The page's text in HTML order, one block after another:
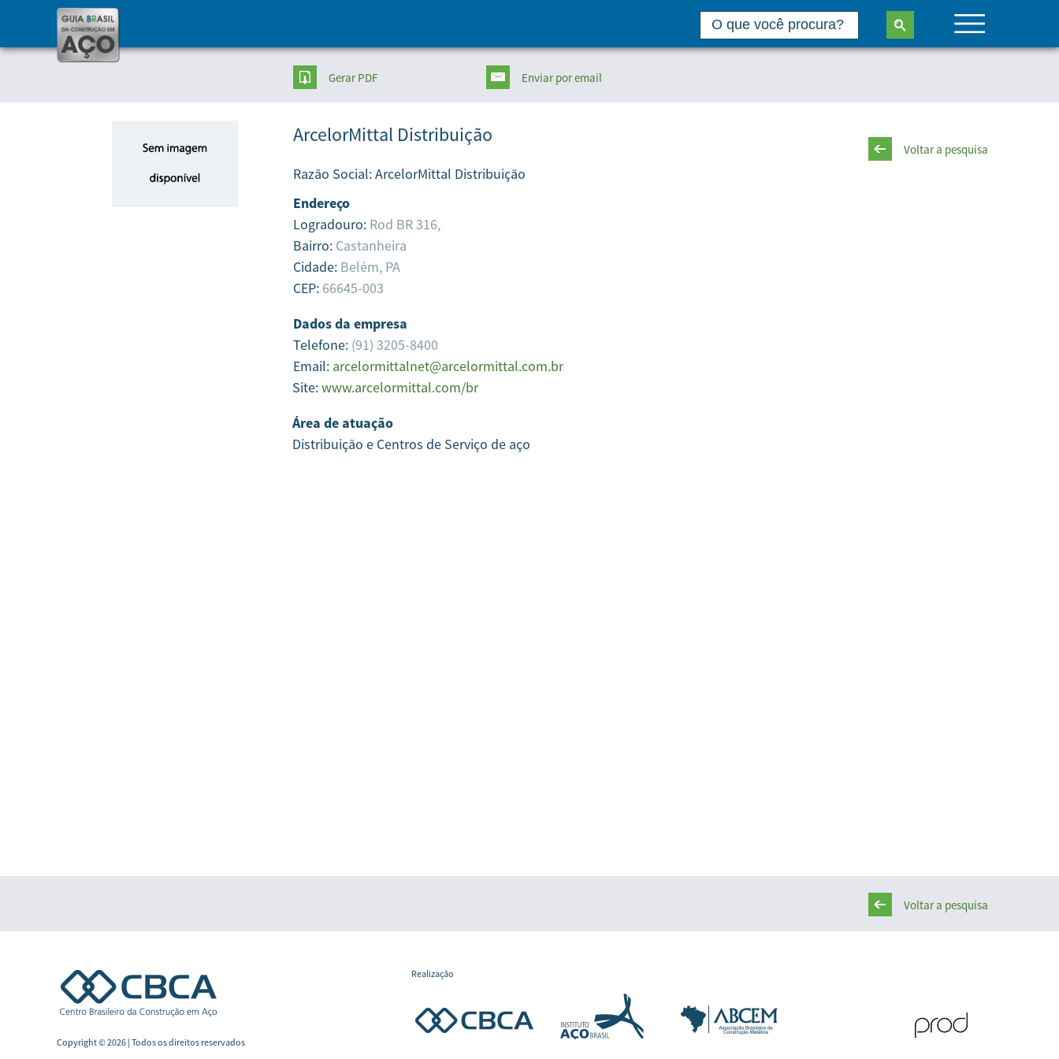
Gerar PDF Enviarpor email
Voltar a pesquisa
ArcelorMittal Distribuição
Razão Social:ArcelorMittal Distribuição
Endereço
Logradouro: Rod BR 316,
Bairro: Castanheira
Cidade: Belém, PA
CEP: 66645-003
Dados da empresa
Telefone: (91) 3205-8400
Email: arcelormittalnet@arcelormittal.com.br
Site:www.arcelormittal.com/br
Área de atuação
Distribuição e Centros de Serviço de aço
Voltar a pesquisa
Copyright © 2026 | Todos os direitos reservados
Realização